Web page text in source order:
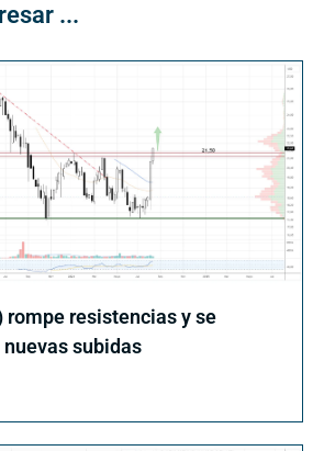
...
rompe resistencias y se
subidas